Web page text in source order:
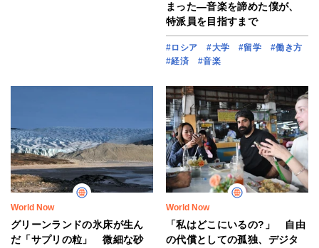
まった―音楽を諦めた僕が、
特派員を目指すまで
#ロシア #大学 #留学
#働き方
#経済
#音楽
World Now
グリーンランドの氷床が生ん
だ「サプリの粒」 微細な砂
World Now
「私はどこにいるの?」 自由
の代償としての孤独、デジタ